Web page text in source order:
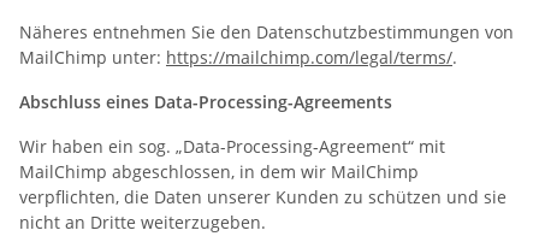
Näheres entnehmen Sie den Datenschutzbestimmungen von
MailChimp unter: https://mailchimp.com/legal/terms/.
Abschluss eines Data-Processing-Agreements
Wir haben ein sog. „Data-Processing-Agreement“ mit
MailChimp abgeschlossen, in dem wir MailChimp
verpflichten, die Daten unserer Kunden zu schützen und sie
nicht an Dritte weiterzugeben.